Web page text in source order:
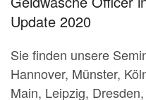
Update 2020
Sie finden unsere
Hannover, Münster,
Main, Leipzig,